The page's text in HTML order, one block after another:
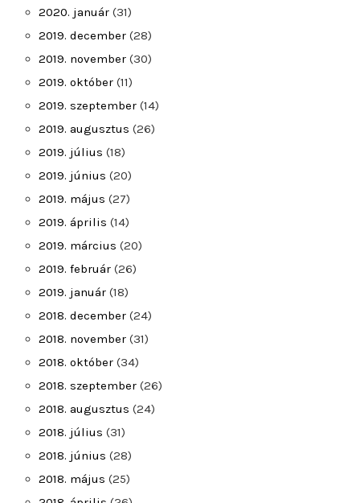
2020. január (31)
2019. december (28)
2019. november (30)
2019. október (11)
2019. szeptember (14)
2019. augusztus (26)
2019. július (18)
2019. június (20)
2019. május (27)
2019. április (14)
2019. március (20)
2019. február (26)
2019. január (18)
2018. december (24)
2018. november (31)
2018. október (34)
2018. szeptember (26)
2018. augusztus (24)
2018. július (31)
2018. június (28)
2018. május (25)